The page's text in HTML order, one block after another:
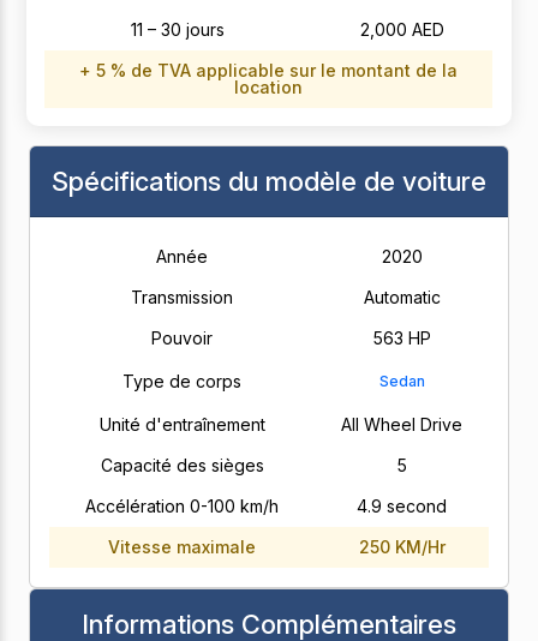
11 – 30 jours
2,000 AED
+ 5 % de TVA applicable sur le montant de la
location
Spécifications du modèle de voiture
Année
2020
Transmission
Automatic
Pouvoir
563 HP
Type de corps Sedan
Unité d'entraînement
All Wheel Drive
Capacité des sièges
5
Accélération 0-100 km/h
4.9 second
Vitesse maximale
250 KM/Hr
Informations Complémentaires